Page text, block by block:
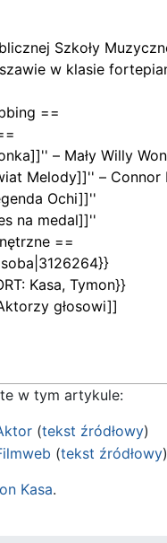
w tym artykule:
(tekst źródłowy)
(tekst źródłowy)
Kasa.